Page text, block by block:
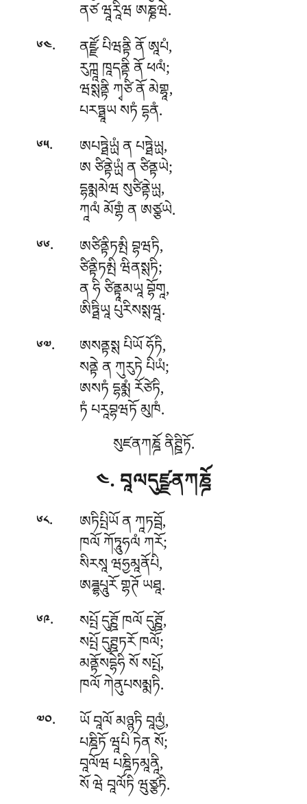
ནཙ ཝཱརཱིཝ ཨཎྞཝེ.
༦༤. ནཛྫོ པིཝནྟི ནོ ཨཱཔཾ,
རུཀྑཱ ཁཱདནྟི ནོ ཕལཾ;
ཝསྶནྟི ཀྭཙི ནོ མེགྷཱ,
པརཏྠཱཡ སཏཾ དྷནཾ.
༦༥. ཨཔཏྠེཡྻཾ ན པཏྠེཡྻ,
ཨ ཙིནྟེཡྻཾ ན ཙིནྟཡེ;
དྷམྨམེཝ སུཙིནྟེཡྻ,
ཀཱལཾ མོགྷཾ ན ཨཙྩཡེ.
༦༦. ཨཙིནྟིཏམྤི བྷཝཏི,
ཙིནྟིཏམྤི ཝིནསྶཏི;
ན ཧི ཙིནྟཱམཡཱ བྷོགཱ,
ཨིཏྠིཡཱ པུརིསསྶཝཱ.
༦༧. ཨསནྟསྶ པིཡོ ཧོཏི,
སནྟེ ན ཀུརུཏེ པིཡཾ;
ཨསཏཾདྷམྨཾ རོཙེཏི,
ཏཾ པརཱབྷཝཏོ མུཁཾ.
སུཛནཀཎྜོ ནིཊྛིཏོ.
༤. བཱལདུཛྫནཀཎྜོ
༦༨. ཨཏིཔྤིཡོ ན ཀཱཏབྦོ,
ཁལོ ཀོཏཱུཧལཾ ཀརོ;
སིརསཱ ཝཧྱམཱནོཔི,
ཨཌྜྷཔཱུརོ གྷཊོ ཡཐཱ.
༦༩. སཔྤོ དུཊྛོ ཁལོ དུཊྛོ,
སཔྤོ དུཊྛཏརོ ཁལོ;
མནྟོསདྷེཧི སོ སཔྤོ,
ཁལོ ཀེནུཔསམྨཏི.
༧༠. ཡོ བཱལོ མཉྙཏི བཱལྱཾ,
པཎྜིཏོ ཝཱཔི ཏེན སོ;
བཱལོཝ པཎྜིཏམཱནཱི,
སོ ཝེ བཱལོཏི ཝུཙྩཏི.